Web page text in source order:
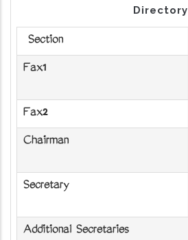
Directory
Section
Fax1
Fax2
Chairman
Secretary
Additional Secretaries